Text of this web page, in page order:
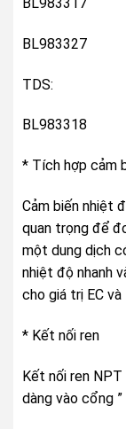
BL983327
TDS:
BL983318
* Tích hợp cảm
Cảm biến nhiệt
quan trọng để
một dung dịch
nhiệt độ nhanh
cho giá trị EC và
* Kết nối ren
Kết nối ren
dàng vào cổng